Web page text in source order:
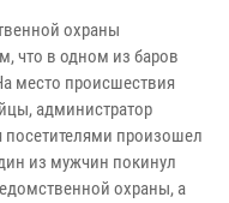
охраны
что в одном из баров
место происшествия
администратор
посетителями произошел
из мужчин покинул
охраны, а